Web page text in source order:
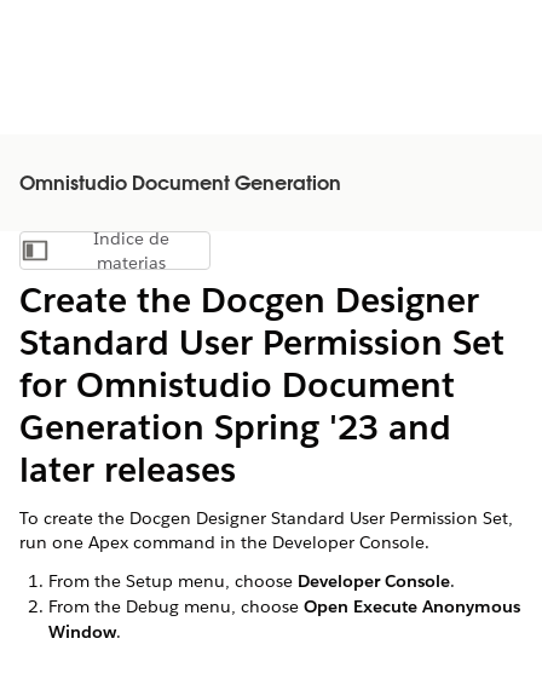
Omnistudio Document Generation
Mostrar índice de materias
Índice de
materias
Create the Docgen Designer
Standard User Permission Set
for Omnistudio Document
Generation Spring '23 and
later releases
To create the Docgen Designer Standard User Permission Set,
run one Apex command in the Developer Console.
From the Setup menu, choose Developer Console.
From the Debug menu, choose Open Execute Anonymous
Window.